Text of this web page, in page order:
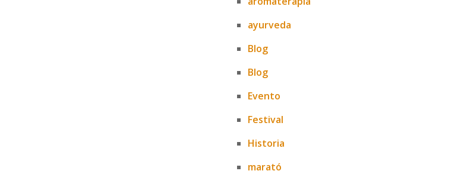
ayurveda
Blog
Blog
Evento
Festival
Historia
marató